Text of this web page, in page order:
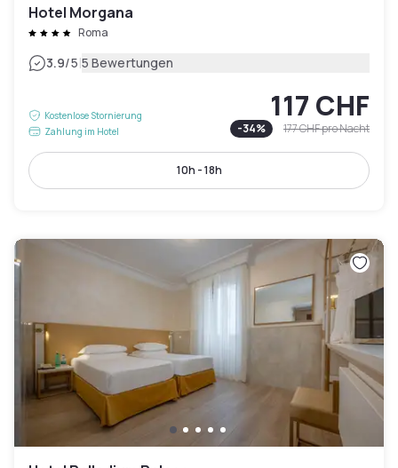
Hotel Morgana
Roma
3.9/5|5 Bewertungen
Kostenlose Stornierung
Zahlung im Hotel
117 CHF
-34% 177 CHFpro Nacht
10h - 18h